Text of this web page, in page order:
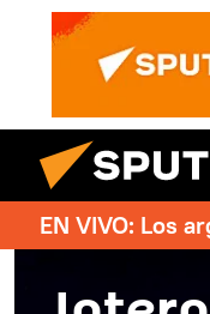
EN VIVO: Los